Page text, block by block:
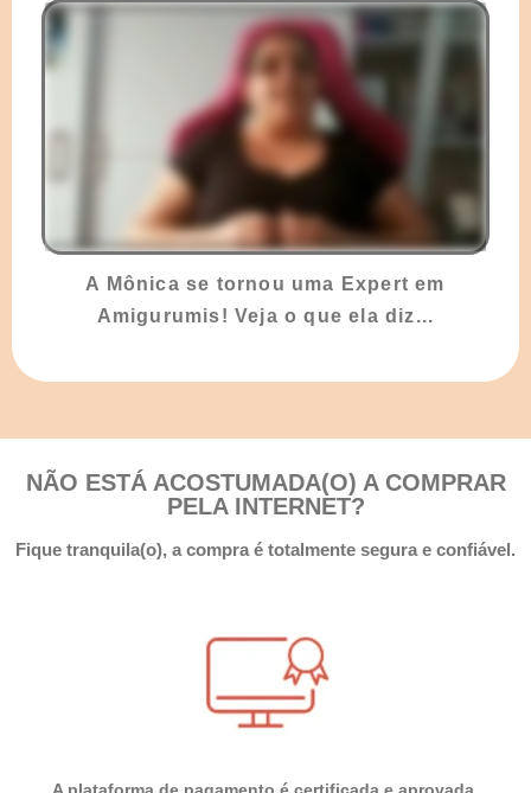
A Mônica se tornou uma Expert em
Amigurumis! Veja o que ela diz...
NÃO ESTÁ ACOSTUMADA(O) A COMPRAR
PELA INTERNET?
Fique tranquila(o), a compra é totalmente segura e confiável.
A plataforma de pagamento é certificada e aprovada.